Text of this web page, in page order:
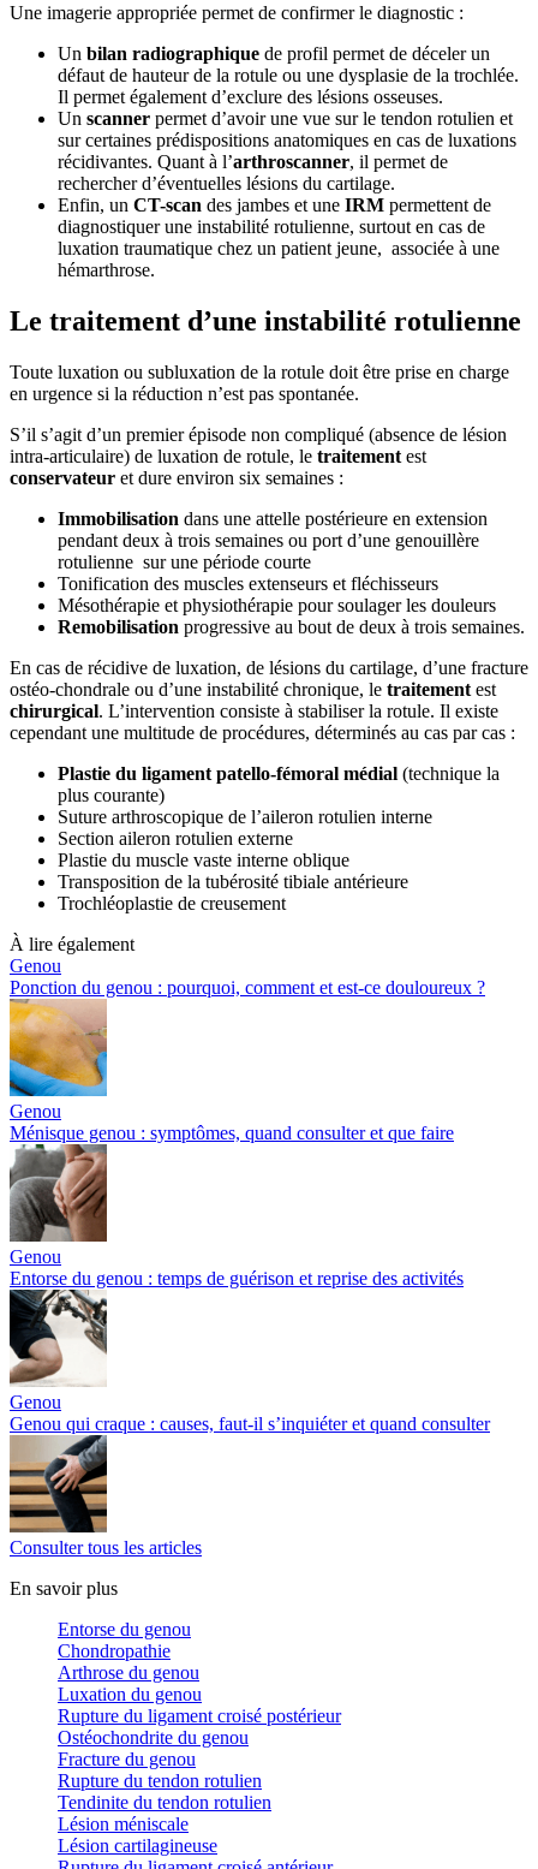
Une imagerie appropriée permet de confirmer le diagnostic :
Un bilan radiographique de profil permet de déceler un
défaut de hauteur de la rotule ou une dysplasie de la trochlée.
Il permet également d’exclure des lésions osseuses.
Un scanner permet d’avoir une vue sur le tendon rotulien et
sur certaines prédispositions anatomiques en cas de luxations
récidivantes. Quant à l’arthroscanner, il permet de
rechercher d’éventuelles lésions du cartilage.
Enfin, un CT-scan des jambes et une IRM permettent de
diagnostiquer une instabilité rotulienne, surtout en cas de
luxation traumatique chez un patient jeune, associée à une
hémarthrose.
Le traitement d’une instabilité rotulienne
Toute luxation ou subluxation de la rotule doit être prise en charge
en urgence si la réduction n’est pas spontanée.
S’il s’agit d’un premier épisode non compliqué (absence de lésion
intra-articulaire) de luxation de rotule, le traitement est
conservateur et dure environ six semaines :
Immobilisation dans une attelle postérieure en extension
pendant deux à trois semaines ou port d’une genouillère
rotulienne sur une période courte
Tonification des muscles extenseurs et fléchisseurs
Mésothérapie et physiothérapie pour soulager les douleurs
Remobilisation progressive au bout de deux à trois semaines.
En cas de récidive de luxation, de lésions du cartilage, d’une fracture
ostéo-chondrale ou d’une instabilité chronique, le traitement est
chirurgical. L’intervention consiste à stabiliser la rotule. Il existe
cependant une multitude de procédures, déterminés au cas par cas :
Plastie du ligament patello-fémoral médial (technique la
plus courante)
Suture arthroscopique de l’aileron rotulien interne
Section aileron rotulien externe
Plastie du muscle vaste interne oblique
Transposition de la tubérosité tibiale antérieure
Trochléoplastie de creusement
À lire également
Genou
Ponction du genou : pourquoi, comment et est-ce douloureux ?
Genou
Ménisque genou : symptômes, quand consulter et que faire
Genou
Entorse du genou : temps de guérison et reprise des activités
Genou
Genou qui craque : causes, faut-il s’inquiéter et quand consulter
Consulter tous les articles
En savoir plus
Entorse du genou
Chondropathie
Arthrose du genou
Luxation du genou
Rupture du ligament croisé postérieur
Ostéochondrite du genou
Fracture du genou
Rupture du tendon rotulien
Tendinite du tendon rotulien
Lésion méniscale
Lésion cartilagineuse